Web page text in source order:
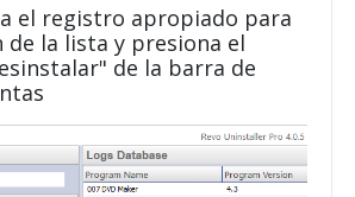
el registro apropiado para
de la lista y presiona el
de la barra de